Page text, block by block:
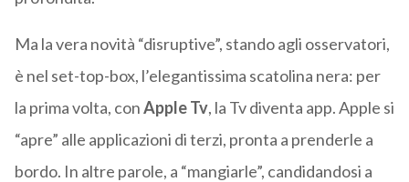
Ma la vera novità “disruptive”, stando agli osservatori,
è nel set-top-box, l’elegantissima scatolina nera: per
la prima volta, conApple Tv, la Tv diventa app. Apple si
“apre” alle applicazioni di terzi, pronta a prenderle a
bordo. In altre parole, a “mangiarle”, candidandosi a